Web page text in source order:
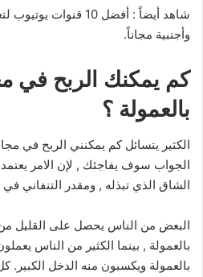
شاهد أيضاً : أفضل 10
وأجنبية مجاناً.
كم يمكنك الربح في
بالعمولة ؟
الكثير يتسائل كم يمكنني الربح في
الجواب سوف يفاجئك , لإن الامر
الشاق الذي تبذله , ومقدر التنفاني في
البعض من الناس يحصل على القليل من
بالعمولة , بينما الكثير من الناس
بالعمولة ويكسبون منه الدخل الكبير.